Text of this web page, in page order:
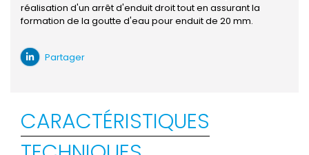
réalisation d'un arrêt d'enduit droit tout en assurant la
formation de la goutte d'eau pour enduit de 20 mm.
Partager
CARACTÉRISTIQUES